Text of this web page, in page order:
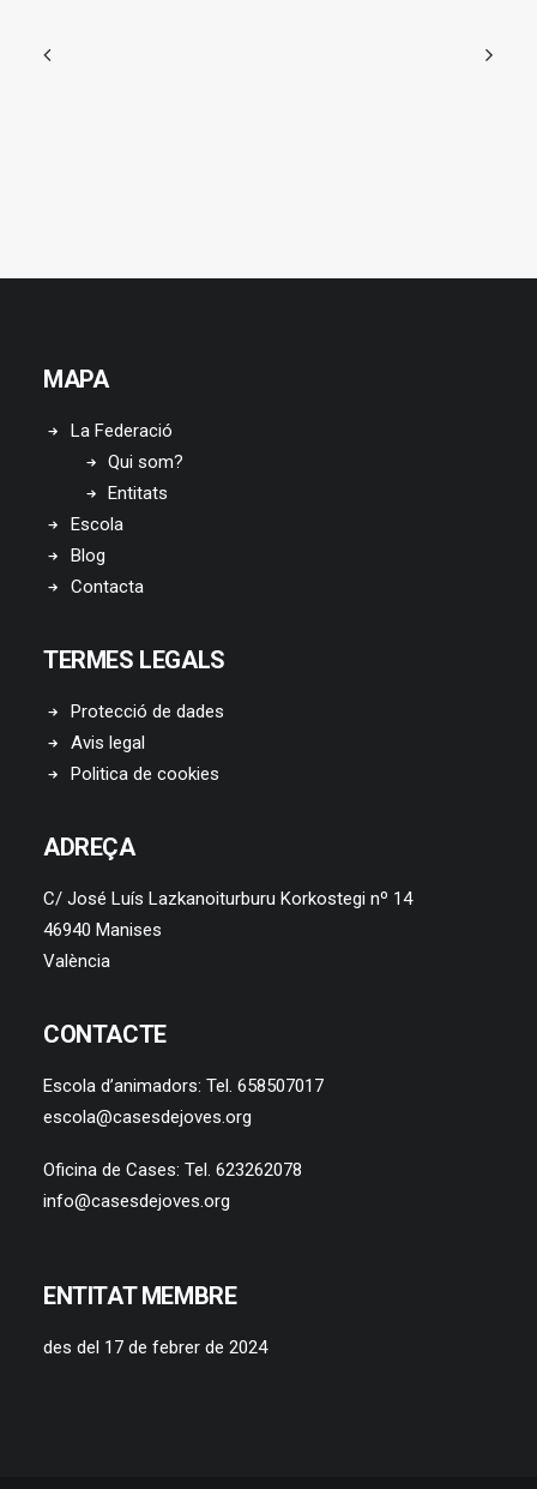
MAPA
La Federació
Qui som?
Entitats
Escola
Blog
Contacta
TERMES LEGALS
Protecció de dades
Avis legal
Politica de cookies
ADREÇA
C/ José Luís Lazkanoiturburu Korkostegi nº 14
46940 Manises
València
CONTACTE
Escola d’animadors: Tel. 658507017
escola@casesdejoves.org
Oficina de Cases: Tel. 623262078
info@casesdejoves.org
ENTITAT MEMBRE
des del 17 de febrer de 2024